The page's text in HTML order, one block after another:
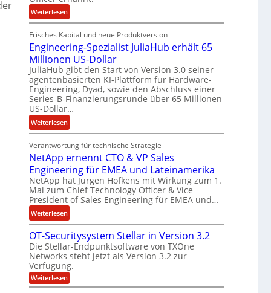
e
l
d
z
a
h
l
e
n
i
s
k
e
i
n
e
L
ö
u
n
g
Weiterlesen:
R
y
a
n
C
o
u
r
s
o
w
i
r
d
F
i
n
n
z
c
h
e
Frisches Kapital und neue Produktversion
Engineering-Spezialist JuliaHub erhält 65
Millionen US-Dollar
JuliaHub gibt den Start von Version 3.0 seiner
agentenbasierten KI-Plattform für Hardware-
Engineering, Dyad, sowie den Abschluss einer
Series-B-Finanzierungsrunde über 65 Millionen
US-Dollar…
Weiterlesen:
E
n
g
i
n
e
e
r
i
n
g
S
p
Verantwortung für technische Strategie
NetApp ernennt CTO & VP Sales
Engineering für EMEA und Lateinamerika
NetApp hat Jürgen Hofkens mit Wirkung zum 1.
Mai zum Chief Technology Officer & Vice
President of Sales Engineering für EMEA und…
Weiterlesen:
N
e
t
A
p
p
OT-Securitysystem Stellar in Version 3.2
Die Stellar-Endpunktsoftware von TXOne
Networks steht jetzt als Version 3.2 zur
Verfügung.
Weiterlesen:
O